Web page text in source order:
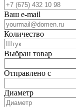
Ваш e-mail
Количество
Выбран товар
Отправлено с
Диаметр